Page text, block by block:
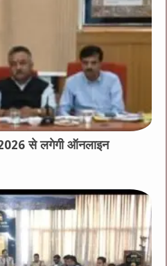
से लगेगी ऑनलाइन